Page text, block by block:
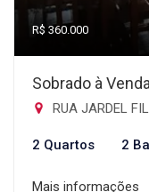
R$ 360.000
Sobrado à
RUA JARDEL FILHO,
2 Quartos 2
Mais informações